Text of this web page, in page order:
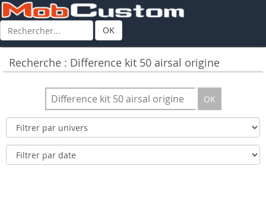
OK
Recherche : Difference kit 50 airsal origine
OK